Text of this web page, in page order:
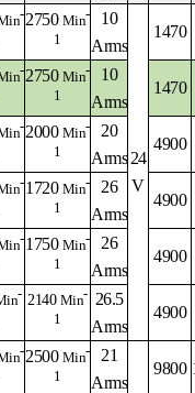
-2750 Min-
1
10
Arms
24
V
1470
-2750 Min-
1
10
Arms
1470
-2000 Min-
1
20
Arms
4900
-1720 Min-
1
26
Arms
4900
-1750 Min-
1
26
Arms
4900
- 2140 Min-
1
26.5
Arms
4900
-2500 Min-
1
21
Arms
9800